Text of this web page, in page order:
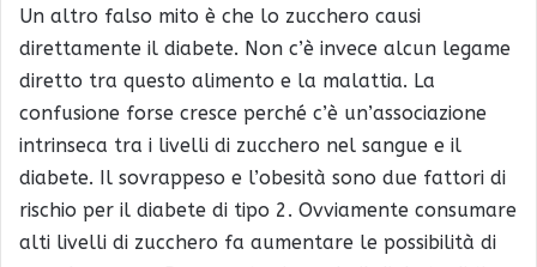
Un altro falso mito è che lo zucchero causi
direttamente il diabete. Non c’è invece alcun legame
diretto tra questo alimento e la malattia. La
confusione forse cresce perché c’è un’associazione
intrinseca tra i livelli di zucchero nel sangue e il
diabete. Il sovrappeso e l’obesità sono due fattori di
rischio per il diabete di tipo 2. Ovviamente consumare
alti livelli di zucchero fa aumentare le possibilità di